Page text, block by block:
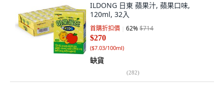
ILDONG 日東 蘋果汁, 蘋果口味,
120ml, 32入
首購折扣價 62%$714
$270
($7.03/100ml)
缺貨
(282)